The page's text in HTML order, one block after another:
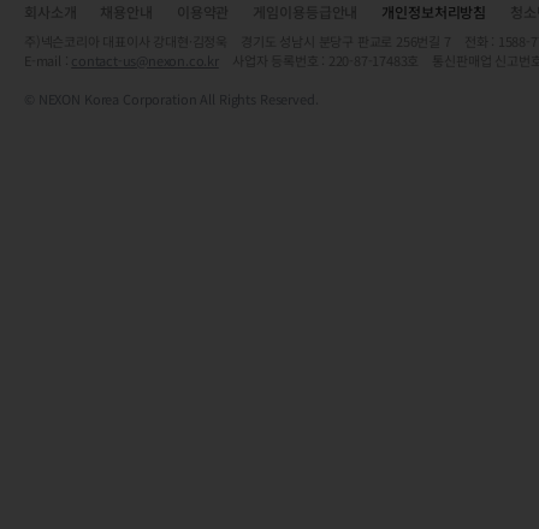
개인정보처리방침
contact-us@nexon.co.kr
© NEXON Korea Corporation All Rights Reserved.